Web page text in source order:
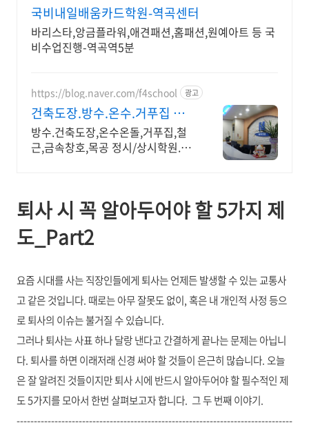
국비내일배움카드학원-역곡센터
바리스타,앙금플라워,애견패션,홈패션,원예아트 등 국
비수업진행-역곡역5분
https://blog.naver.com/f4school 광고
건축도장.방수.온수.거푸집 철
근.내일배움카드정부지원
방수.건축도장,온수온돌,거푸집,철
근,금속창호,목공 정시/상시학원.원
퇴사 시 꼭 알아두어야 할 5가지 제
도_Part2
요즘 시대를 사는 직장인들에게 퇴사는 언제든 발생할 수 있는 교통사
고 같은 것입니다. 때로는 아무 잘못도 없이, 혹은 내 개인적 사정 등으
로 퇴사의 이슈는 불거질 수 있습니다.
그러나 퇴사는 사표 하나 달랑 낸다고 간결하게 끝나는 문제는 아닙니
다. 퇴사를 하면 이래저래 신경 써야 할 것들이 은근히 많습니다. 오늘
은 잘 알려진 것들이지만 퇴사 시에 반드시 알아두어야 할 필수적인 제
도 5가지를 모아서 한번 살펴보고자 합니다. 그두번째 이야기.
--------------------------------------------------------------------------------